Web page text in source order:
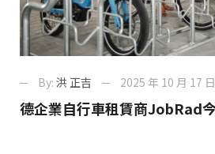
By: 洪 正吉 2025 年 10 月 17 日
德企業自行車租賃商JobRad